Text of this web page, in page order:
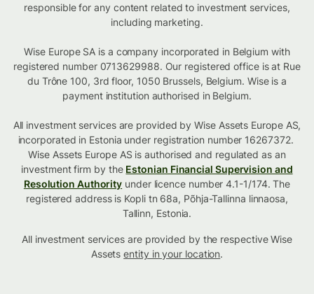
responsible for any content related to investment services,
including marketing.
Wise Europe SA is a company incorporated in Belgium with
registered number 0713629988. Our registered office is at Rue
du Trône 100, 3rd floor, 1050 Brussels, Belgium. Wise is a
payment institution authorised in Belgium.
All investment services are provided by Wise Assets Europe AS,
incorporated in Estonia under registration number 16267372.
Wise Assets Europe AS is authorised and regulated as an
investment firm by the Estonian Financial Supervision and
Resolution Authority under licence number 4.1-1/174. The
registered address is Kopli tn 68a, Põhja-Tallinna linnaosa,
Tallinn, Estonia.
All investment services are provided by the respective Wise
Assetsentity in your location.